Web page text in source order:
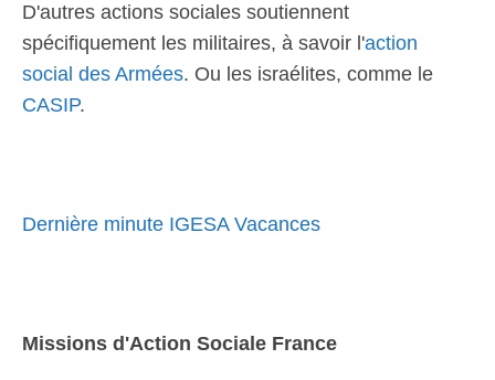
D'autres actions sociales soutiennent
spécifiquement les militaires, à savoir l'action
social des Armées. Ou les israélites, comme le
CASIP.
Dernière minute IGESA Vacances
Missions d'Action Sociale France